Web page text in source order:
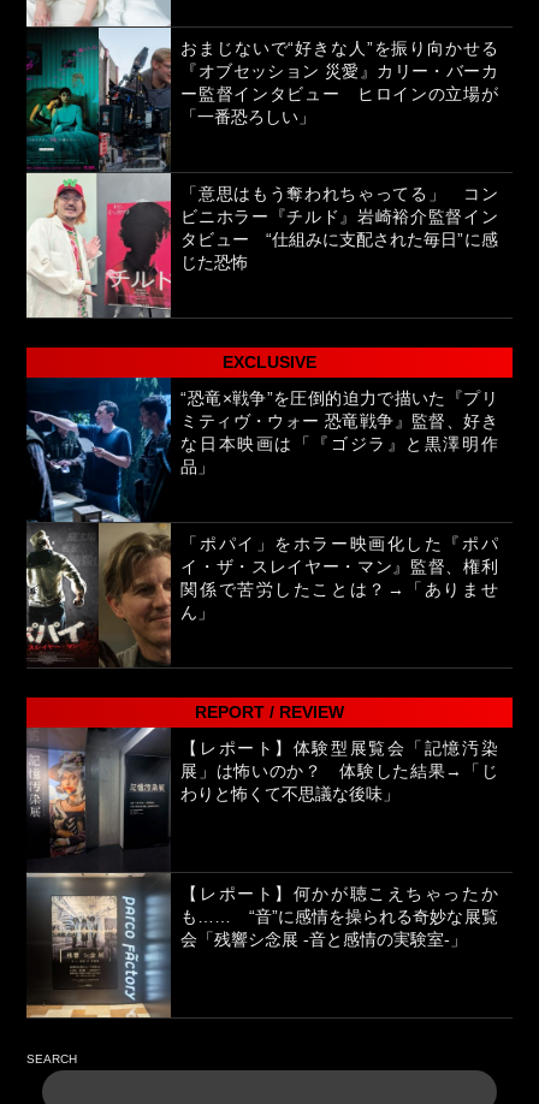
おまじないで“好きな人”を振り向かせる
『オブセッション 災愛』カリー・バーカ
ー監督インタビュー ヒロインの立場が
「一番恐ろしい」
「意思はもう奪われちゃってる」 コン
ビニホラー『チルド』岩崎裕介監督イン
タビュー “仕組みに支配された毎日”に感
じた恐怖
EXCLUSIVE
“恐竜×戦争”を圧倒的迫力で描いた『プリ
ミティヴ・ウォー 恐竜戦争』監督、好き
な日本映画は「『ゴジラ』と黒澤明作
品」
「ポパイ」をホラー映画化した『ポパ
イ・ザ・スレイヤー・マン』監督、権利
関係で苦労したことは？→「ありませ
ん」
REPORT / REVIEW
【レポート】体験型展覧会「記憶汚染
展」は怖いのか？ 体験した結果→「じ
わりと怖くて不思議な後味」
【レポート】何かが聴こえちゃったか
も…… “音”に感情を操られる奇妙な展覧
会「残響シ念展 -⾳と感情の実験室-」
SEARCH